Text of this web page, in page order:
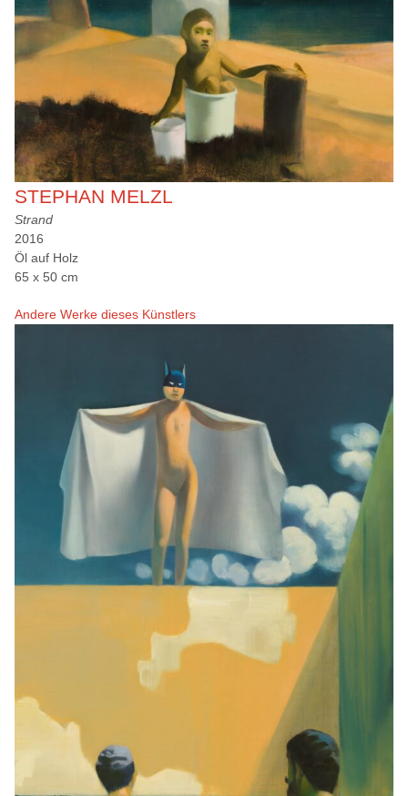
STEPHAN MELZL
Strand
2016
Öl auf Holz
65 x 50 cm
Andere Werke dieses Künstlers